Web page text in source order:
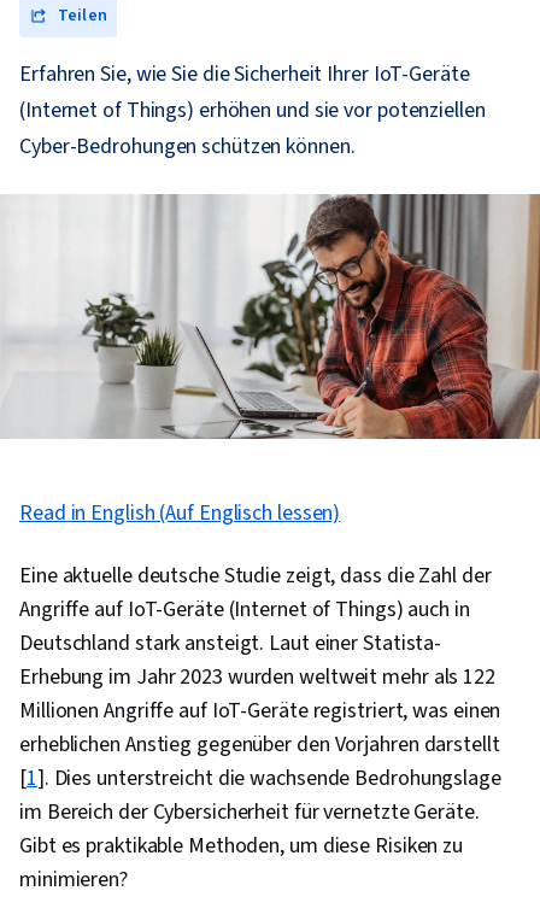
Teilen
Erfahren Sie, wie Sie die Sicherheit Ihrer IoT-Geräte
(Internet of Things) erhöhen und sie vor potenziellen
Cyber-Bedrohungen schützen können.
Read in English (Auf Englisch lessen)
Eine aktuelle deutsche Studie zeigt, dass die Zahl der
Angriffe auf IoT-Geräte (Internet of Things) auch in
Deutschland stark ansteigt. Laut einer Statista-
Erhebung im Jahr 2023 wurden weltweit mehr als 122
Millionen Angriffe auf IoT-Geräte registriert, was einen
erheblichen Anstieg gegenüber den Vorjahren darstellt
[1]. Dies unterstreicht die wachsende Bedrohungslage
im Bereich der Cybersicherheit für vernetzte Geräte.
Gibt es praktikable Methoden, um diese Risiken zu
minimieren?